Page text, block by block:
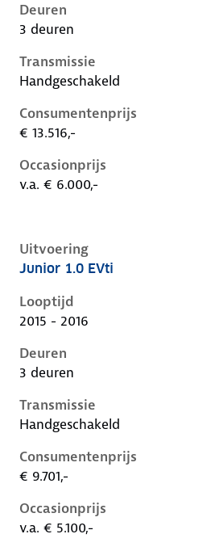
Deuren
3 deuren
Transmissie
Handgeschakeld
Consumentenprijs
€ 13.516,-
Occasionprijs
v.a. € 6.000,-
Uitvoering
Peugeot 108 i, 1.0 evti, 50 kW,
Junior 1.0 EVti
Looptijd
2015 - 2016
Deuren
3 deuren
Transmissie
Handgeschakeld
Consumentenprijs
€ 9.701,-
Occasionprijs
v.a. € 5.100,-